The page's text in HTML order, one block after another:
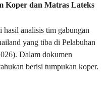
Koper dan Matras Lateks
hasil analisis tim gabungan
yang tiba di Pelabuhan
Dalam dokumen
berisi tumpukan koper.